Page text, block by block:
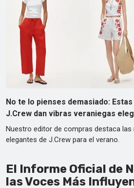
No te lo pienses demasiado:
J.Crew dan vibras veraniegas
Nuestro editor de compras destaca las
elegantes de J.Crew para el verano.
El Informe Oficial de
las Voces Más